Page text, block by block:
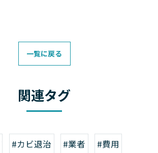
一覧に戻る
関連タグ
#カビ退治 #業者 #費用